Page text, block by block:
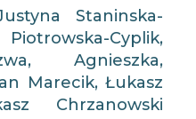
Staninska-
Cyplik,
Agnieszka,
Marecik, Łukasz
Chrzanowski